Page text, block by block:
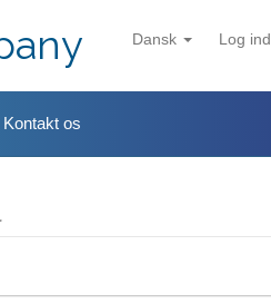
Dansk Log ind
Kontakt os